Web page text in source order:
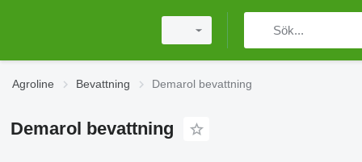
Agroline Bevattning Demarol bevattning
Demarol bevattning